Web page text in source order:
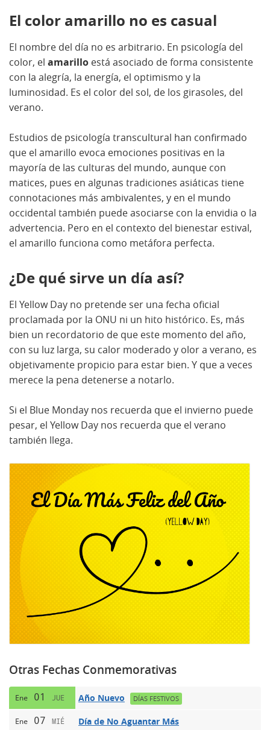
El color amarillo no es casual
El nombre del día no es arbitrario. En psicología del
color, el amarillo está asociado de forma consistente
con la alegría, la energía, el optimismo y la
luminosidad. Es el color del sol, de los girasoles, del
verano.
Estudios de psicología transcultural han confirmado
que el amarillo evoca emociones positivas en la
mayoría de las culturas del mundo, aunque con
matices, pues en algunas tradiciones asiáticas tiene
connotaciones más ambivalentes, y en el mundo
occidental también puede asociarse con la envidia o la
advertencia. Pero en el contexto del bienestar estival,
el amarillo funciona como metáfora perfecta.
¿De qué sirve un día así?
El Yellow Day no pretende ser una fecha oficial
proclamada por la ONU ni un hito histórico. Es, más
bien un recordatorio de que este momento del año,
con su luz larga, su calor moderado y olor a verano, es
objetivamente propicio para estar bien. Y que a veces
merece la pena detenerse a notarlo.
Si el Blue Monday nos recuerda que el invierno puede
pesar, el Yellow Day nos recuerda que el verano
también llega.
Otras Fechas Conmemorativas
Ene 01 JUE Año Nuevo DÍAS FESTIVOS
Ene 07 MIÉ Día de No Aguantar Más